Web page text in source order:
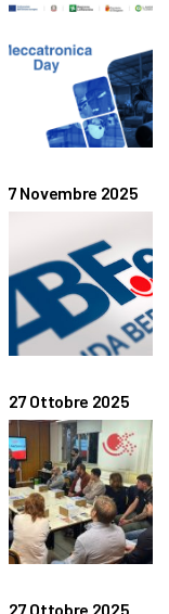
7 Novembre 2025
27 Ottobre 2025
27 Ottobre 2025